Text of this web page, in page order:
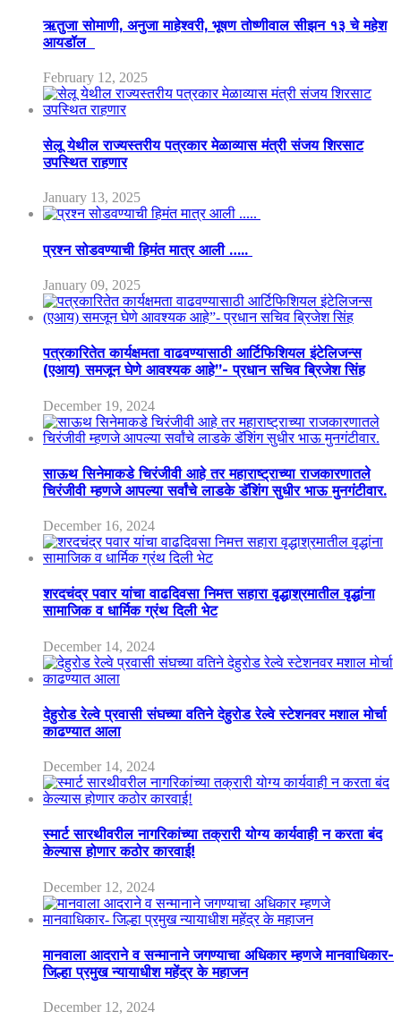
ऋतुजा सोमाणी, अनुजा माहेश्वरी, भूषण तोष्णीवाल सीझन १३ चे महेश
आयडॉल
February 12, 2025
सेलू येथील राज्यस्तरीय पत्रकार मेळाव्यास मंत्री संजय शिरसाट
उपस्थित राहणार
January 13, 2025
प्रश्न सोडवण्याची हिमंत मात्र आली …..
January 09, 2025
पत्रकारितेत कार्यक्षमता वाढवण्यासाठी आर्टिफिशियल इंटेलिजन्स
(एआय) समजून घेणे आवश्यक आहे”- प्रधान सचिव ब्रिजेश सिंह
December 19, 2024
साऊथ सिनेमाकडे चिरंजीवी आहे तर महाराष्ट्राच्या राजकारणातले
चिरंजीवी म्हणजे आपल्या सर्वांचे लाडके डॅशिंग सुधीर भाऊ मुनगंटीवार.
December 16, 2024
शरदचंद्र पवार यांचा वाढदिवसा निमत्त सहारा वृद्धाश्रमातील वृद्धांना
सामाजिक व धार्मिक ग्रंथ दिली भेट
December 14, 2024
देहुरोड रेल्वे प्रवासी संघच्या वतिने देहुरोड रेल्वे स्टेशनवर मशाल मोर्चा
काढण्यात आला
December 14, 2024
स्मार्ट सारथीवरील नागरिकांच्या तक्रारी योग्य कार्यवाही न करता बंद
केल्यास होणार कठोर कारवाई!
December 12, 2024
मानवाला आदराने व सन्मानाने जगण्याचा अधिकार म्हणजे मानवाधिकार-
जिल्हा प्रमुख न्यायाधीश महेंद्र के महाजन
December 12, 2024